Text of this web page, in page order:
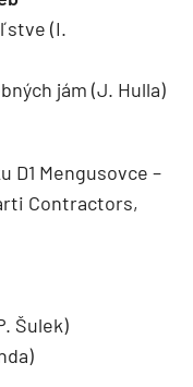
(I.
jám (J. Hulla)
D1 Mengusovce –
Contractors,
Šulek)